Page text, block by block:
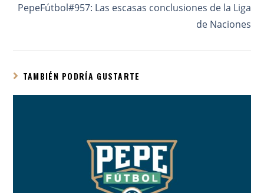
PepeFútbol#957: Las escasas conclusiones de la Liga
de Naciones
TAMBIÉN PODRÍA GUSTARTE